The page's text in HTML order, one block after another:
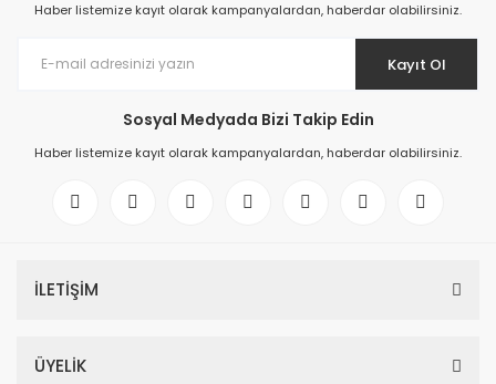
Haber listemize kayıt olarak kampanyalardan, haberdar olabilirsiniz.
Kayıt Ol
Sosyal Medyada Bizi Takip Edin
Haber listemize kayıt olarak kampanyalardan, haberdar olabilirsiniz.
İLETİŞİM
ÜYELİK